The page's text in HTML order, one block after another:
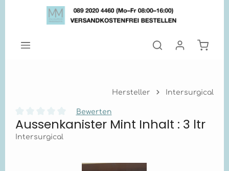
Zum Hauptinhalt springen
Hersteller Intersurgical
Durchschnittliche Bewertung von 0 von 5 Sternen
Bewerten
Aussenkanister Mint Inhalt : 3 ltr
Intersurgical